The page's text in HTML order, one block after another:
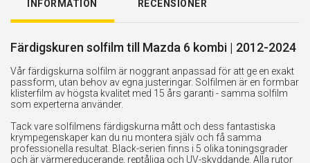
INFORMATION RECENSIONER
Färdigskuren solfilm till Mazda 6 kombi | 2012-2024
Vår färdigskurna solfilm är noggrant anpassad för att ge en exakt
passform, utan behov av egna justeringar. Solfilmen är en formbar
klisterfilm av högsta kvalitet med 15 års garanti - samma solfilm
som experterna använder.
Tack vare solfilmens färdigskurna mått och dess fantastiska
krympegenskaper kan du nu montera själv och få samma
professionella resultat. Black-serien finns i 5 olika toningsgrader
och är värmereducerande, reptåliga och UV-skyddande. Alla rutor